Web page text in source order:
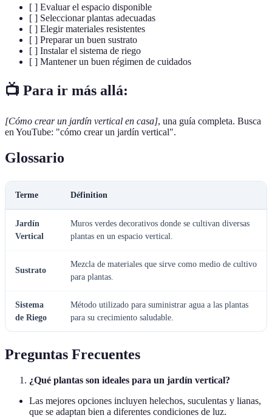
[ ] Evaluar el espacio disponible
[ ] Seleccionar plantas adecuadas
[ ] Elegir materiales resistentes
[ ] Preparar un buen sustrato
[ ] Instalar el sistema de riego
[ ] Mantener un buen régimen de cuidados
📺 Para ir más allá:
[Cómo crear un jardín vertical en casa], una guía completa. Busca
en YouTube: "cómo crear un jardín vertical".
Glossario
Terme Définition
Jardín
Vertical
Muros verdes decorativos donde se cultivan diversas
plantas en un espacio vertical.
Sustrato
Mezcla de materiales que sirve como medio de cultivo
para plantas.
Sistema
de Riego
Método utilizado para suministrar agua a las plantas
para su crecimiento saludable.
Preguntas Frecuentes
¿Qué plantas son ideales para un jardín vertical?
Las mejores opciones incluyen helechos, suculentas y lianas,
que se adaptan bien a diferentes condiciones de luz.